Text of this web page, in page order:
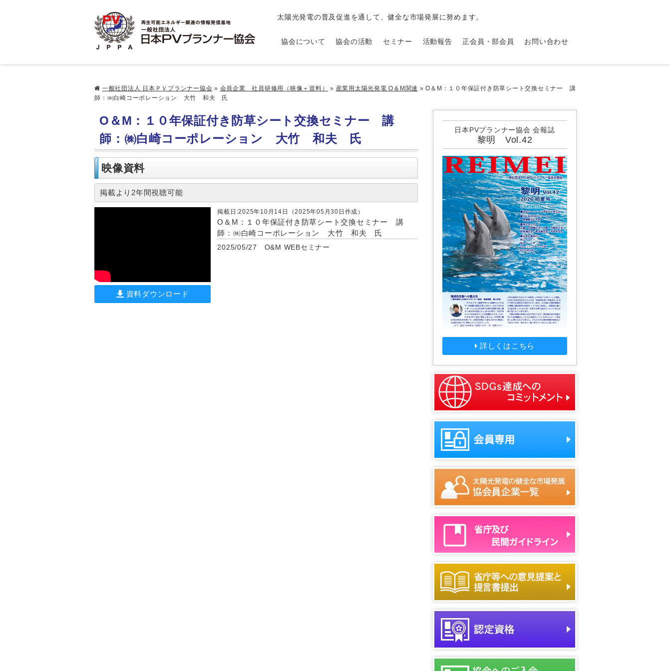
太陽光発電の普及促進を通して、健全な市場発展に努めます。
協会について 協会の活動 セミナー 活動報告 正会員・部会員 お問い合わせ
一般社団法人 日本ＰＶプランナー協会 » 会員企業 社員研修用（映像＋資料） » 産業用太陽光発電 O＆M関連 »O＆M：１０年保証付き防草シート交換セミナー 講
師：㈱白崎コーポレーション 大竹 和夫 氏
O＆M：１０年保証付き防草シート交換セミナー 講
師：㈱白崎コーポレーション 大竹 和夫 氏
映像資料
掲載より2年間視聴可能
掲載日:2025年10月14日（2025年05月30日作成）
O＆M：１０年保証付き防草シート交換セミナー 講
師：㈱白崎コーポレーション 大竹 和夫 氏
2025/05/27 O&M WEBセミナー
資料ダウンロード
日本PVプランナー協会 会報誌
黎明 Vol.42
詳しくはこちら